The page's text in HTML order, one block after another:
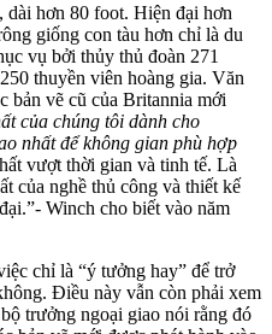
dài hơn 80 foot. Hiện đại hơn
giống con tàu hơn chỉ là du
vụ bởi thủy thủ đoàn 271
thuyền viên hoàng gia. Văn
bản vẽ cũ của Britannia mới
của chúng tôi dành cho
nhất để không gian phù hợp
vượt thời gian và tinh tế. Là
của nghề thủ công và thiết kế
Winch cho biết vào năm
chỉ là “ý tưởng hay” để trở
Điều này vẫn còn phải xem
trưởng ngoại giao nói rằng đó